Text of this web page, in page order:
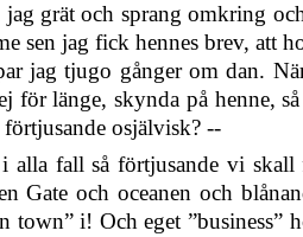
jag grät och sprang omkring
sen jag fick hennes brev, att
jag tjugo gånger om dan.
för länge, skynda på henne,
osjälvisk? --
alla fall så förtjusande vi
Gate och oceanen och
town” i! Och eget ”business”